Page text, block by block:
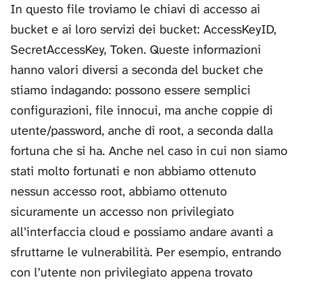
In questo file troviamo le chiavi di accesso ai
bucket e ai loro servizi dei bucket: AccessKeyID,
SecretAccessKey, Token. Queste informazioni
hanno valori diversi a seconda del bucket che
stiamo indagando: possono essere semplici
configurazioni, file innocui, ma anche coppie di
utente/password, anche di root, a seconda dalla
fortuna che si ha. Anche nel caso in cui non siamo
stati molto fortunati e non abbiamo ottenuto
nessun accesso root, abbiamo ottenuto
sicuramente un accesso non privilegiato
all’interfaccia cloud e possiamo andare avanti a
sfruttarne le vulnerabilità. Per esempio, entrando
con l’utente non privilegiato appena trovato